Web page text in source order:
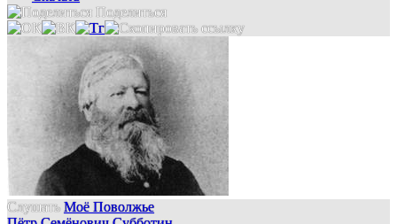
Поделиться
Слушать Моё Поволжье